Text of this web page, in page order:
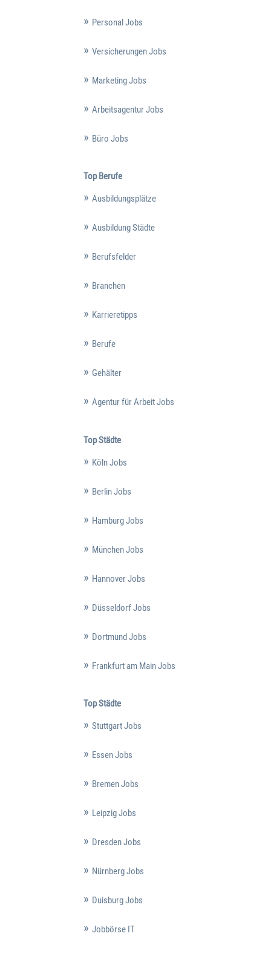
Personal Jobs
Versicherungen Jobs
Marketing Jobs
Arbeitsagentur Jobs
Büro Jobs
Top Berufe
Ausbildungsplätze
Ausbildung Städte
Berufsfelder
Branchen
Karrieretipps
Berufe
Gehälter
Agentur für Arbeit Jobs
Top Städte
Köln Jobs
Berlin Jobs
Hamburg Jobs
München Jobs
Hannover Jobs
Düsseldorf Jobs
Dortmund Jobs
Frankfurt am Main Jobs
Top Städte
Stuttgart Jobs
Essen Jobs
Bremen Jobs
Leipzig Jobs
Dresden Jobs
Nürnberg Jobs
Duisburg Jobs
Jobbörse IT